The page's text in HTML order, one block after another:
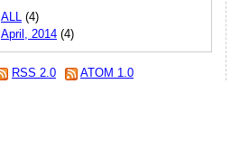
ALL (4)
April, 2014 (4)
RSS 2.0 ATOM 1.0